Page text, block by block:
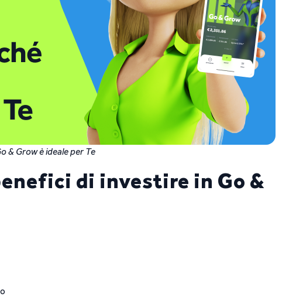
& Grow è ideale per Te
di investire in Go &